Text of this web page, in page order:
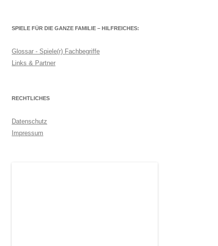
SPIELE FÜR DIE GANZE FAMILIE – HILFREICHES:
Glossar - Spiele(r) Fachbegriffe
Links & Partner
RECHTLICHES
Datenschutz
Impressum